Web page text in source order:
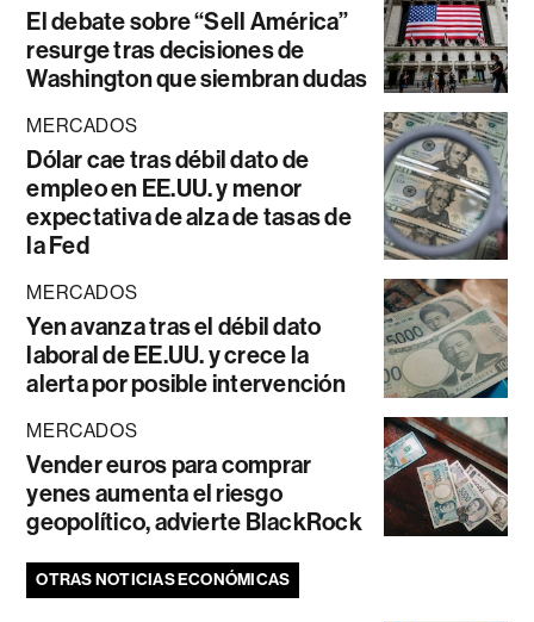
El debate sobre “Sell América”
resurge tras decisiones de
Washington que siembran dudas
MERCADOS
Dólar cae tras débil dato de
empleo en EE.UU. y menor
expectativa de alza de tasas de
la Fed
MERCADOS
Yen avanza tras el débil dato
laboral de EE.UU. y crece la
alerta por posible intervención
MERCADOS
Vender euros para comprar
yenes aumenta el riesgo
geopolítico, advierte BlackRock
OTRAS NOTICIAS ECONÓMICAS